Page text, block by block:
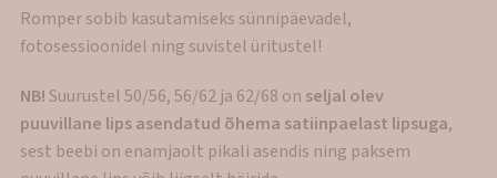
Romper sobib kasutamiseks sünnipäevadel,
fotosessioonidel ning suvistel üritustel!
NB!Suurustel 50/56, 56/62 ja 62/68 on seljal olev
puuvillane lips asendatud õhema satiinpaelast lipsuga,
sest beebi on enamjaolt pikali asendis ning paksem